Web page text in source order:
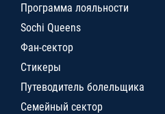
Программа лояльности
Sochi Queens
Фан-сектор
Стикеры
Путеводитель болельщика
Семейный сектор